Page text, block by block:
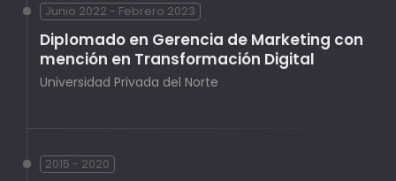
Junio 2022 - Febrero 2023
Diplomado en Gerencia de Marketing con
mención en Transformación Digital
Universidad Privada del Norte
2015 - 2020